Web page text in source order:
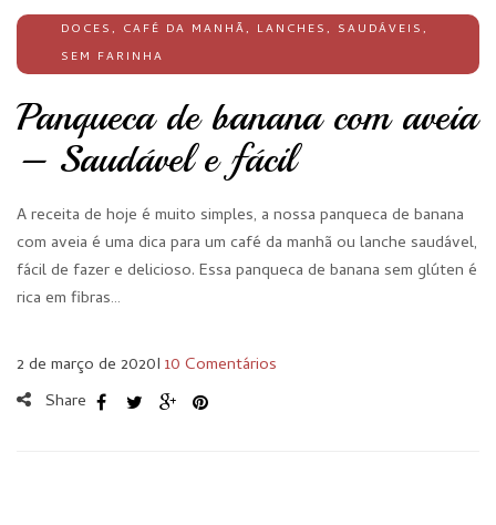
DOCES, CAFÉ DA MANHÃ, LANCHES, SAUDÁVEIS,
SEM FARINHA
Panqueca de banana com aveia
– Saudável e fácil
A receita de hoje é muito simples, a nossa panqueca de banana
com aveia é uma dica para um café da manhã ou lanche saudável,
fácil de fazer e delicioso. Essa panqueca de banana sem glúten é
rica em fibras…
2 de março de 2020I 10 Comentários
Share